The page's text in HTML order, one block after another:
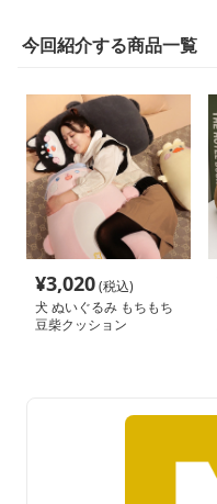
今回紹介する商品一覧
¥3,020(税込)
犬 ぬいぐるみ もちもち
豆柴クッション